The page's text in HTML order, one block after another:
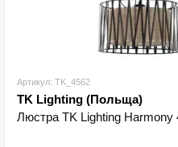
Артикул: TK_4562
TK Lighting (Польща)
Люстра TK Lighting Harmony